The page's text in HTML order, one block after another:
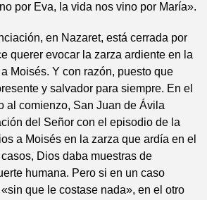
por Eva, la vida nos vino por María».
en Nazaret, está cerrada por
querer evocar la zarza ardiente en la
Moisés. Y con razón, puesto que
y salvador para siempre. En el
al comienzo, San Juan de Ávila
del Señor con el episodio de la
a Moisés en la zarza que ardía en el
Dios daba muestras de
humana. Pero si en un caso
que le costase nada», en el otro